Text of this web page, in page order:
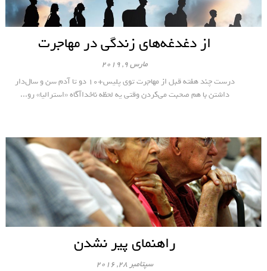
از دغدغه‌های زندگی در مهاجرت
مارس 9, 2019
درست چند هفته قبل از مهاجرت توی پلیس+10 دو تا آدم سن و سال‌دار
داشتن با هم صحبت می‌کردن وقتی یه لحظه ناخداآگاه «استرالیا» رو...
راهنمای پیر نشدن
سپتامبر 28, 2016